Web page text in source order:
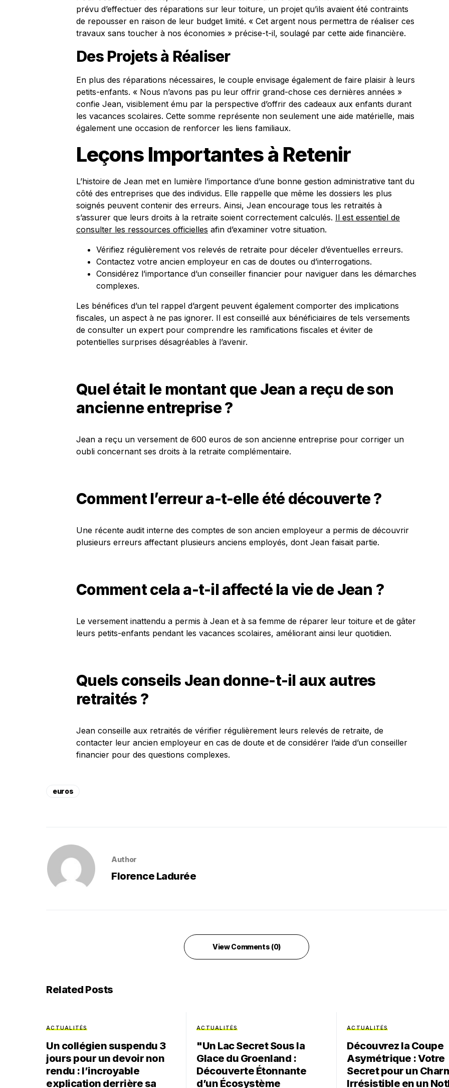
prévu d’effectuer des réparations sur leur toiture, un projet qu’ils avaient été contraints
de repousser en raison de leur budget limité. « Cet argent nous permettra de réaliser ces
travaux sans toucher à nos économies » précise-t-il, soulagé par cette aide financière.
Des Projets à Réaliser
En plus des réparations nécessaires, le couple envisage également de faire plaisir à leurs
petits-enfants. « Nous n’avons pas pu leur offrir grand-chose ces dernières années »
confie Jean, visiblement ému par la perspective d’offrir des cadeaux aux enfants durant
les vacances scolaires. Cette somme représente non seulement une aide matérielle, mais
également une occasion de renforcer les liens familiaux.
Leçons Importantes à Retenir
L’histoire de Jean met en lumière l’importance d’une bonne gestion administrative tant du
côté des entreprises que des individus. Elle rappelle que même les dossiers les plus
soignés peuvent contenir des erreurs. Ainsi, Jean encourage tous les retraités à
s’assurer que leurs droits à la retraite soient correctement calculés. Il est essentiel de
consulter les ressources officielles afin d’examiner votre situation.
Vérifiez régulièrement vos relevés de retraite pour déceler d’éventuelles erreurs.
Contactez votre ancien employeur en cas de doutes ou d’interrogations.
Considérez l’importance d’un conseiller financier pour naviguer dans les démarches
complexes.
Les bénéfices d’un tel rappel d’argent peuvent également comporter des implications
fiscales, un aspect à ne pas ignorer. Il est conseillé aux bénéficiaires de tels versements
de consulter un expert pour comprendre les ramifications fiscales et éviter de
potentielles surprises désagréables à l’avenir.
Quel était le montant que Jean a reçu de son
ancienne entreprise ?
Jean a reçu un versement de 600 euros de son ancienne entreprise pour corriger un
oubli concernant ses droits à la retraite complémentaire.
Comment l’erreur a-t-elle été découverte ?
Une récente audit interne des comptes de son ancien employeur a permis de découvrir
plusieurs erreurs affectant plusieurs anciens employés, dont Jean faisait partie.
Comment cela a-t-il affecté la vie de Jean ?
Le versement inattendu a permis à Jean et à sa femme de réparer leur toiture et de gâter
leurs petits-enfants pendant les vacances scolaires, améliorant ainsi leur quotidien.
Quels conseils Jean donne-t-il aux autres
retraités ?
Jean conseille aux retraités de vérifier régulièrement leurs relevés de retraite, de
contacter leur ancien employeur en cas de doute et de considérer l’aide d’un conseiller
financier pour des questions complexes.
euros
Author
Florence Ladurée
View Comments (0)
Related Posts
ACTUALITÉS
Un collégien suspendu 3
jours pour un devoir non
rendu : l’incroyable
explication derrière sa
ACTUALITÉS
"Un Lac Secret Sous la
Glace du Groenland :
Découverte Étonnante
d’un Écosystème
ACTUALITÉS
Découvrez la Coupe
Asymétrique : Votre
Secret pour un
Irrésistible en un